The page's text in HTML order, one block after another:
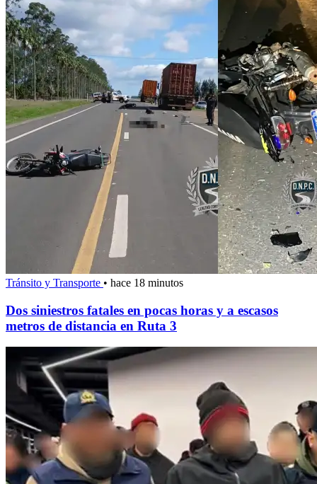
Tránsito y Transporte • hace 18 minutos
Dos siniestros fatales en pocas horas y a escasos
metros de distancia en Ruta 3